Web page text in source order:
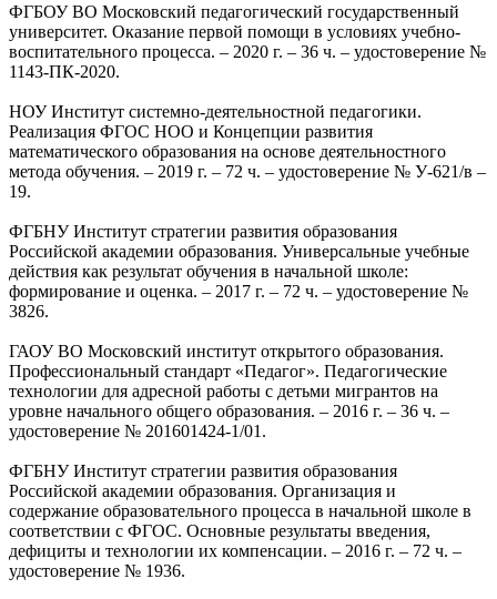
ФГБОУ ВО Московский педагогический государственный
университет. Оказание первой помощи в условиях учебно-
воспитательного процесса. – 2020 г. – 36 ч. – удостоверение №
1143-ПК-2020.
НОУ Институт системно-деятельностной педагогики.
Реализация ФГОС НОО и Концепции развития
математического образования на основе деятельностного
метода обучения. – 2019 г. – 72 ч. – удостоверение № У-621/в –
19.
ФГБНУ Институт стратегии развития образования
Российской академии образования. Универсальные учебные
действия как результат обучения в начальной школе:
формирование и оценка. – 2017 г. – 72 ч. – удостоверение №
3826.
ГАОУ ВО Московский институт открытого образования.
Профессиональный стандарт «Педагог». Педагогические
технологии для адресной работы с детьми мигрантов на
уровне начального общего образования. – 2016 г. – 36 ч. –
удостоверение № 201601424-1/01.
ФГБНУ Институт стратегии развития образования
Российской академии образования. Организация и
содержание образовательного процесса в начальной школе в
соответствии с ФГОС. Основные результаты введения,
дефициты и технологии их компенсации. – 2016 г. – 72 ч. –
удостоверение № 1936.